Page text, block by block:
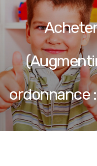
ordonnance